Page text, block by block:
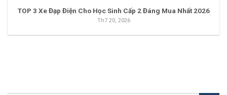
TOP 3 Xe Đạp Điện Cho Học Sinh Cấp 2 Đáng Mua Nhất 2026
Th7 20, 2026